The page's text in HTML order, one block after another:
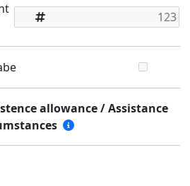
allowance / Assistance